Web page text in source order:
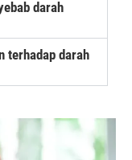
darah
terhadap darah